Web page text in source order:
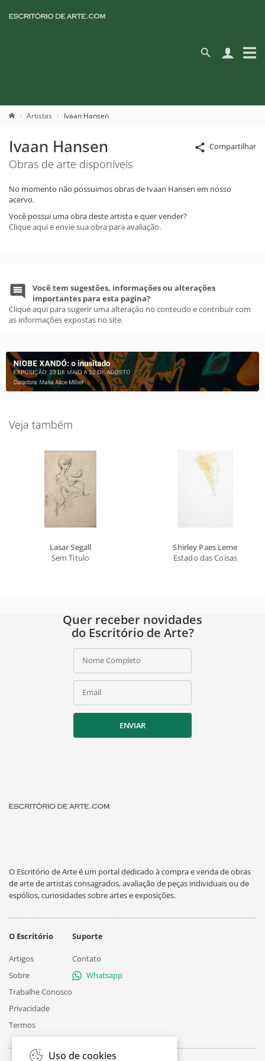
Artistas Ivaan Hansen
Compartilhar
Ivaan Hansen
Obras de arte disponíveis
No momento não possuimos obras de Ivaan Hansen em nosso
acervo.
Você possui uma obra deste artista e quer vender?
Clique aqui e envie sua obra para avaliação.
Você tem sugestões, informações ou alterações
importantes para esta pagina?
Clique aqui para sugerir uma alteração no conteudo e contribuir com
as informações expostas no site.
Veja também
Lasar Segall
Sem Título
Shirley Paes Leme
Estado das Coisas
Quer receber novidades
do Escritório de Arte?
Nome Completo
Email
ENVIAR
O Escritório de Arte é um portal dedicado à compra e venda de obras
de arte de artistas consagrados, avaliação de peças individuais ou de
espólios, curiosidades sobre artes e exposições.
O Escritório
Artigos
Sobre
Trabalhe Conosco
Privacidade
Termos
Suporte
Contato
Whatsapp
Uso de cookies